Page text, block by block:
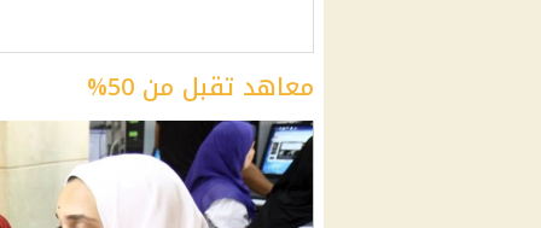
معاهد تقبل من 50%